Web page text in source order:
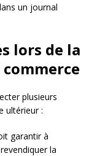
un journal
lors de la
commerce
plusieurs
ultérieur :
garantir à
la